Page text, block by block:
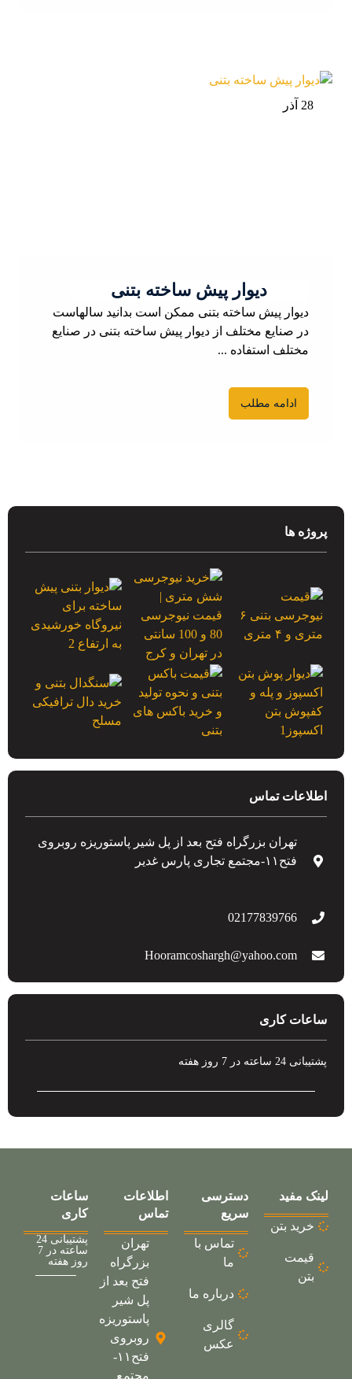
28 آذر
دیوار پیش ساخته بتنی
دیوار پیش ساخته بتنی ممکن است بدانید سالهاست
در صنایع مختلف از دیوار پیش‌ ساخته بتنی در صنایع
مختلف استفاده ...
ادامه مطلب
پروژه ها
اطلاعات تماس
تهران بزرگراه فتح بعد از پل شیر پاستوریزه روبروی
فتح۱۱-مجتمع تجاری پارس غدیر
02177839766
Hooramcoshargh@yahoo.com
ساعات کاری
پشتیبانی 24 ساعته در 7 روز هفته
لینک مفید
خرید بتن
قیمت
بتن
دسترسی
سریع
تماس با
ما
درباره ما
گالری
عکس
اطلاعات
تماس
تهران
بزرگراه
فتح بعد از
پل شیر
پاستوریزه
روبروی
فتح۱۱-
مجتمع
ساعات
کاری
پشتیبانی 24
ساعته در 7
روز هفته